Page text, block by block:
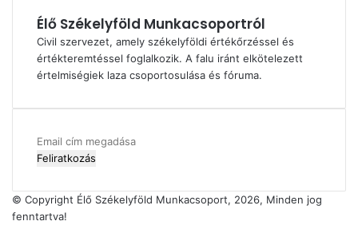
Élő Székelyföld Munkacsoportról
Civil szervezet, amely székelyföldi értékőrzéssel és
értékteremtéssel foglalkozik. A falu iránt elkötelezett
értelmiségiek laza csoportosulása és fóruma.
Email
cím
© Copyright Élő Székelyföld Munkacsoport, 2026, Minden jog
fenntartva!